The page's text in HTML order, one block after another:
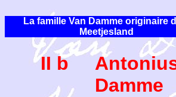
La famille Van Damme originaire
Meetjesland
II b
Damme